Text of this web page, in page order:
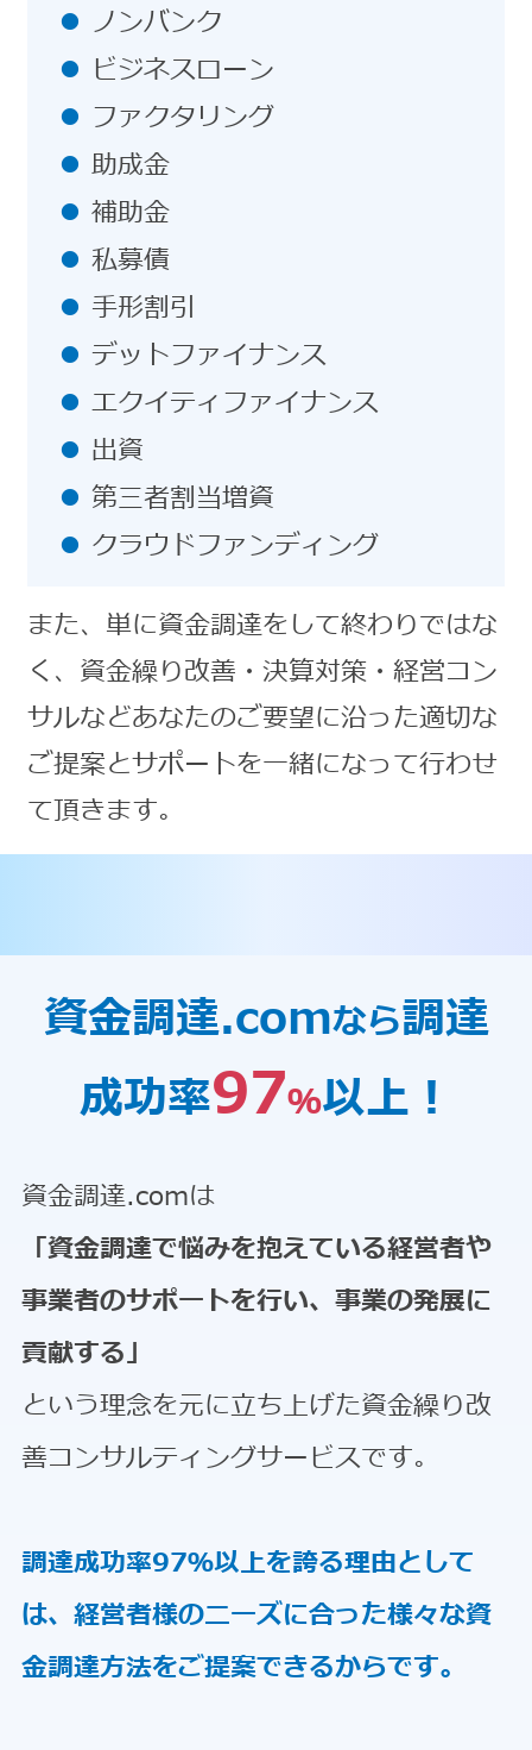
ノンバンク
ビジネスローン
ファクタリング
助成金
補助金
私募債
手形割引
デットファイナンス
エクイティファイナンス
出資
第三者割当増資
クラウドファンディング
また、単に資金調達をして終わりではな
く、資金繰り改善・決算対策・経営コン
サルなどあなたのご要望に沿った適切な
ご提案とサポートを一緒になって行わせ
て頂きます。
資金調達.comなら調達
成功率97％以上！
資金調達.comは
「資金調達で悩みを抱えている経営者や
事業者のサポートを行い、事業の発展に
貢献する」
という理念を元に立ち上げた資金繰り改
善コンサルティングサービスです。
調達成功率97％以上を誇る理由として
は、経営者様のニーズに合った様々な資
金調達方法をご提案できるからです。